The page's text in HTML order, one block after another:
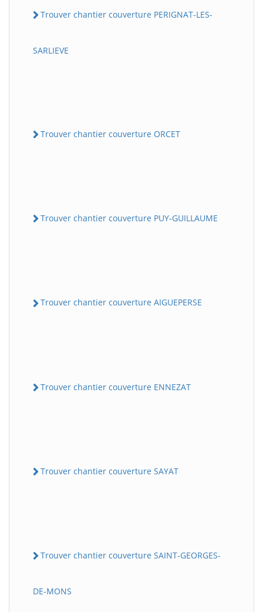
Trouver chantier couverture PERIGNAT-LES-
SARLIEVE
Trouver chantier couverture ORCET
Trouver chantier couverture PUY-GUILLAUME
Trouver chantier couverture AIGUEPERSE
Trouver chantier couverture ENNEZAT
Trouver chantier couverture SAYAT
Trouver chantier couverture SAINT-GEORGES-
DE-MONS